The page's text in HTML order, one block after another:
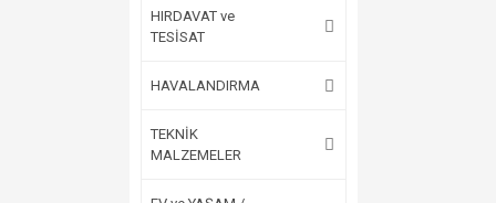
HIRDAVAT ve
TESİSAT
HAVALANDIRMA
TEKNİK
MALZEMELER